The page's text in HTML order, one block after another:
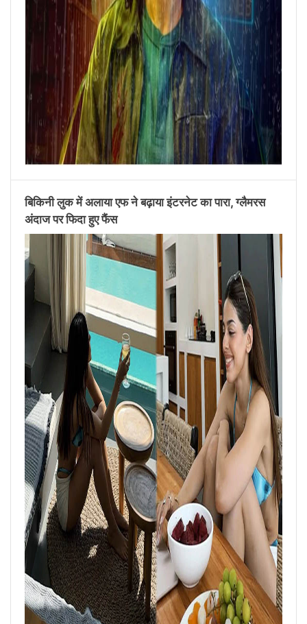
बिकिनी लुक में अलाया एफ ने बढ़ाया इंटरनेट का पारा, ग्लैमरस
अंदाज पर फिदा हुए फैंस